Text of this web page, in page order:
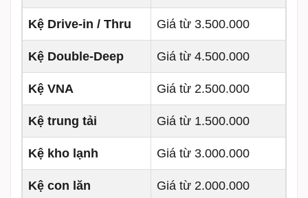
Kệ Drive-in / Thru Giá từ 3.500.000
Kệ Double-Deep Giá từ 4.500.000
Kệ VNA Giá từ 2.500.000
Kệ trung tải Giá từ 1.500.000
Kệ kho lạnh Giá từ 3.000.000
Kệ con lăn Giá từ 2.000.000